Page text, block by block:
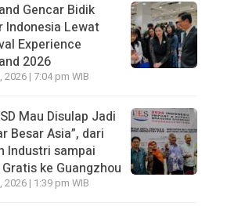
Pakai Rekening Pribadi,
Perumda Tirta Bhagasasi
yang lalu
Rumanama: Isu Surpres
Kapolri Ramai Lagi,
Gencar Bidik
Indonesia Lewat
Experience
2026
2026 | 7:04 pm WIB
Mau Disulap Jadi
Besar Asia”, dari
Industri sampai
ke Guangzhou
2026 | 1:39 pm WIB